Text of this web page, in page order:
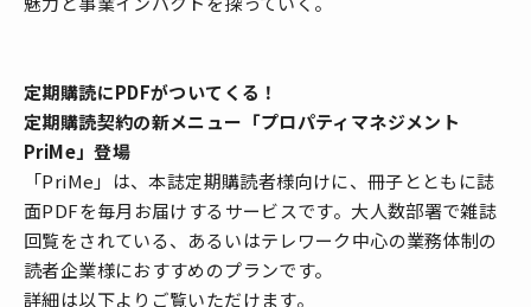
定期購読にPDFがついてくる！
定期購読契約の新メニュー「プロパティマネジメント
PriMe」登場
「PriMe」は、本誌定期購読者様向けに、冊子とともに誌
面PDFを毎月お届けするサービスです。大人数部署で雑誌
回覧をされている、あるいはテレワーク中心の業務体制の
読者企業様におすすめのプランです。
詳細は以下よりご覧いただけます。